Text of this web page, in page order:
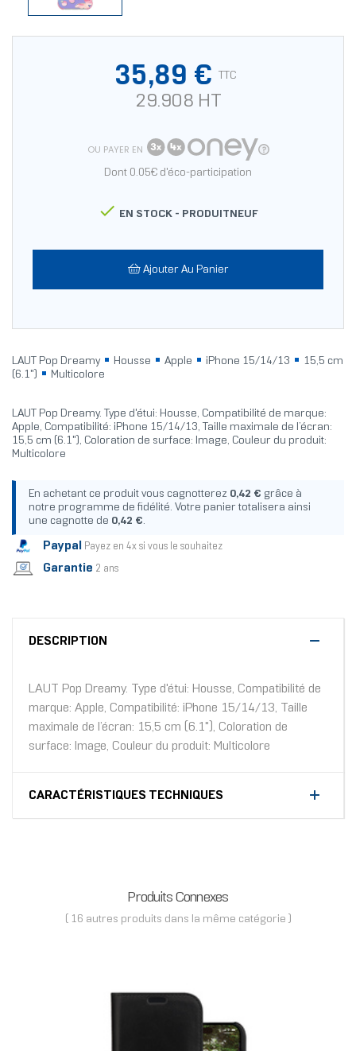
35,89 € TTC
29.908 HT
OU PAYER EN
Dont 0.05€ d'éco-participation
 EN STOCK - PRODUITNEUF
Ajouter Au Panier
LAUT Pop Dreamy Housse Apple iPhone 15/14/13
15,5 cm
(6.1")
Multicolore
LAUT Pop Dreamy. Type d'étui: Housse, Compatibilité de marque:
Apple, Compatibilité: iPhone 15/14/13, Taille maximale de l’écran:
15,5 cm (6.1"), Coloration de surface: Image, Couleur du produit:
Multicolore
En achetant ce produit vous cagnotterez 0,42 € grâce à
notre programme de fidélité. Votre panier totalisera ainsi
une cagnotte de 0,42 €.
Paypal Payez en 4x si vous le souhaitez
Garantie 2 ans
DESCRIPTION
LAUT Pop Dreamy. Type d'étui: Housse, Compatibilité de
marque: Apple, Compatibilité: iPhone 15/14/13, Taille
maximale de l’écran: 15,5 cm (6.1"), Coloration de
surface: Image, Couleur du produit: Multicolore
CARACTÉRISTIQUES TECHNIQUES
Produits Connexes
( 16 autres produits dans la même catégorie )